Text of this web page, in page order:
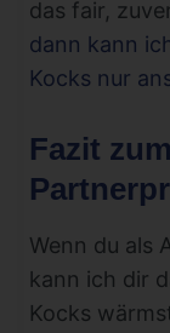
das fair,
dann kann
Kocks nur
Fazit
Wenn du als
kann ich dir
Kocks